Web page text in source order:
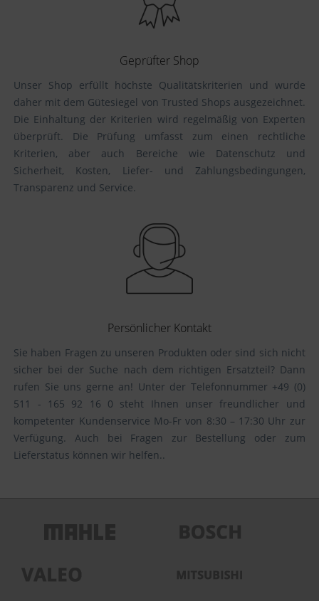
Geprüfter Shop
Unser Shop erfüllt höchste Qualitätskriterien und wurde
daher mit dem Gütesiegel von Trusted Shops ausgezeichnet.
Die Einhaltung der Kriterien wird regelmäßig von Experten
überprüft. Die Prüfung umfasst zum einen rechtliche
Kriterien, aber auch Bereiche wie Datenschutz und
Sicherheit, Kosten, Liefer- und Zahlungsbedingungen,
Transparenz und Service.
Persönlicher Kontakt
Sie haben Fragen zu unseren Produkten oder sind sich nicht
sicher bei der Suche nach dem richtigen Ersatzteil? Dann
rufen Sie uns gerne an! Unter der Telefonnummer +49 (0)
511 - 165 92 16 0 steht Ihnen unser freundlicher und
kompetenter Kundenservice Mo-Fr von 8:30 – 17:30 Uhr zur
Verfügung. Auch bei Fragen zur Bestellung oder zum
Lieferstatus können wir helfen..